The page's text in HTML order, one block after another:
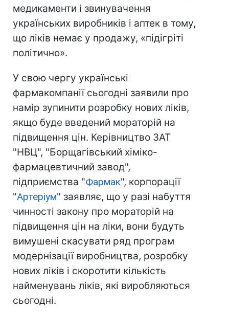
медикаменти і звинувачення
українських виробників і аптек в тому,
що ліків немає у продажу, «підігріті
політично».
У свою чергу українські
фармакомпанії сьогодні заявили про
намір зупинити розробку нових ліків,
якщо буде введений мораторій на
підвищення цін. Керівництво ЗАТ
"НВЦ", "Борщагівський хіміко-
фармацевтичний завод",
підприємства "Фармак", корпорації
"Артеріум" заявляє, що у разі набуття
чинності закону про мораторій на
підвищення цін на ліки, вони будуть
вимушені скасувати ряд програм
модернізації виробництва, розробку
нових ліків і скоротити кількість
найменувань ліків, які виробляються
сьогодні.